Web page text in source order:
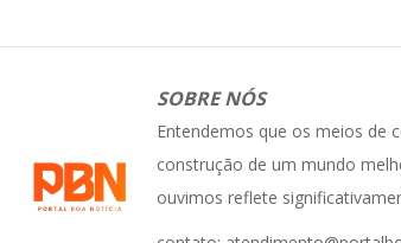
SOBRE NÓS
Entendemos que os meios de
construção de um mundo
ouvimos reflete